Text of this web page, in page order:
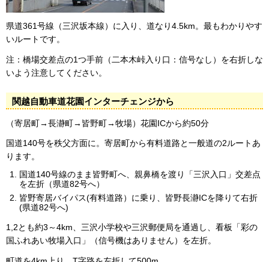
県道361号線（三沢坂本線）に入り、道なり4.5km。最もわかりやす
いルートです。
注：橋場交差点の1つ手前（二本木峠入り口：信号なし）を右折しな
いよう注意してください。
関越自動車道花園インターチェンジから
（寄居町→長瀞町→皆野町→牧場）花園ICから約50分
国道140号を秩父方面に。寄居町から有料道路と一般道の2ルートあ
ります。
国道140号線のまま皆野町へ、親鼻橋を渡り「三沢入口」交差点
を左折（県道82号へ）
皆野寄居バイパス(有料道路）に乗り、皆野長瀞ICを降りて右折
(県道82号へ)
1,2とも約3～4km、三沢小学校や三沢郵便局を通過し、看板「彩の
国ふれあい牧場入口」（信号機はありません）を左折。